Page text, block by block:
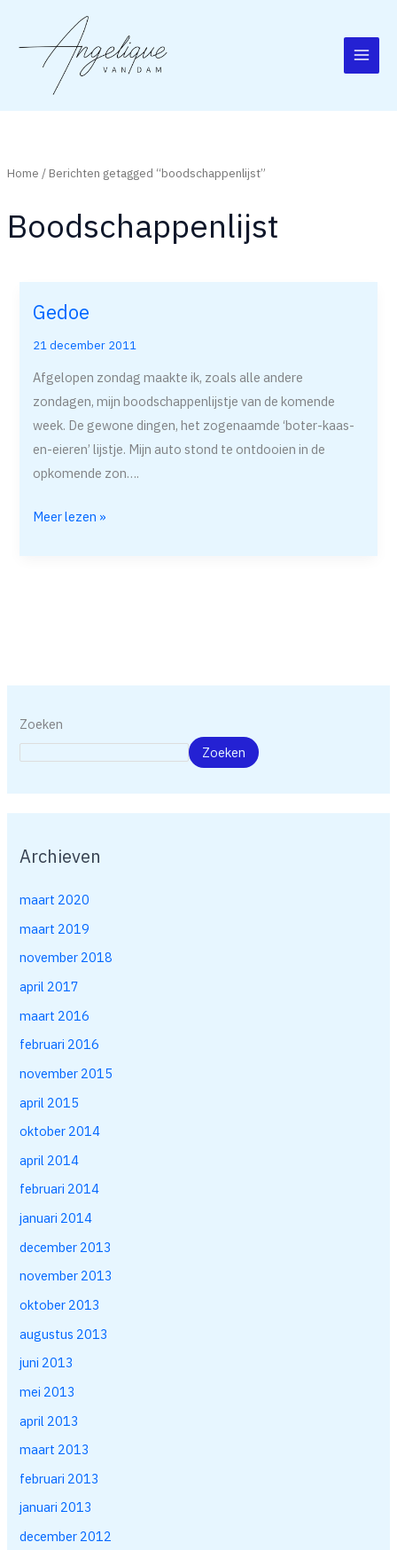
Home / Berichten getagged “boodschappenlijst”
Boodschappenlijst
Gedoe
21 december 2011
Afgelopen zondag maakte ik, zoals alle andere
zondagen, mijn boodschappenlijstje van de komende
week. De gewone dingen, het zogenaamde ‘boter-kaas-
en-eieren’ lijstje. Mijn auto stond te ontdooien in de
opkomende zon….
Gedoe
Meer lezen »
Zoeken
Zoeken
Archieven
maart 2020
maart 2019
november 2018
april 2017
maart 2016
februari 2016
november 2015
april 2015
oktober 2014
april 2014
februari 2014
januari 2014
december 2013
november 2013
oktober 2013
augustus 2013
juni 2013
mei 2013
april 2013
maart 2013
februari 2013
januari 2013
december 2012